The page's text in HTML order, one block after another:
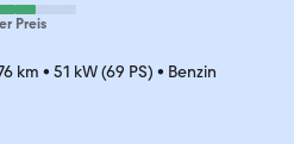
Preis
km • 51 kW (69 PS) • Benzin